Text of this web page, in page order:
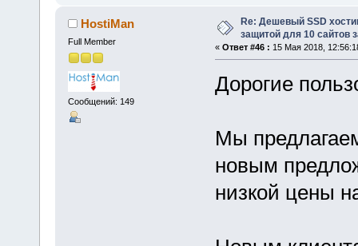
HostiMan
Full Member
Сообщений: 149
Re: Дешевый SSD
защитой для 10 сайтов
« Ответ #46 : 15 Мая 2018,
Дорогие
Мы
новым
низкой цены